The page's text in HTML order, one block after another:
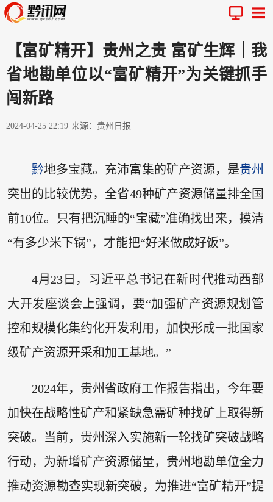
【富矿精开】贵州之贵 富矿生辉｜我
省地勘单位以“富矿精开”为关键抓手
闯新路
2024-04-25 22:19 来源：贵州日报
黔地多宝藏。充沛富集的矿产资源，是贵州
突出的比较优势，全省49种矿产资源储量排全国
前10位。只有把沉睡的“宝藏”准确找出来，摸清
“有多少米下锅”，才能把“好米做成好饭”。
4月23日，习近平总书记在新时代推动西部
大开发座谈会上强调，要“加强矿产资源规划管
控和规模化集约化开发利用，加快形成一批国家
级矿产资源开采和加工基地。”
2024年，贵州省政府工作报告指出，今年要
加快在战略性矿产和紧缺急需矿种找矿上取得新
突破。当前，贵州深入实施新一轮找矿突破战略
行动，为新增矿产资源储量，贵州地勘单位全力
推动资源勘查实现新突破，为推进“富矿精开”提